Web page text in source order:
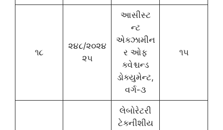
૧૮
૨૪૮/૨૦૨૪
૨૫
આસીસ્ટ
ન્ટ
એક્ઝામીન
ર ઓફ
ક્વેશ્ચન્ડ
ડોક્યુમેન્ટ,
વર્ગ-૩
૧૫
લેબોરેટરી
ટેક્નીશીય